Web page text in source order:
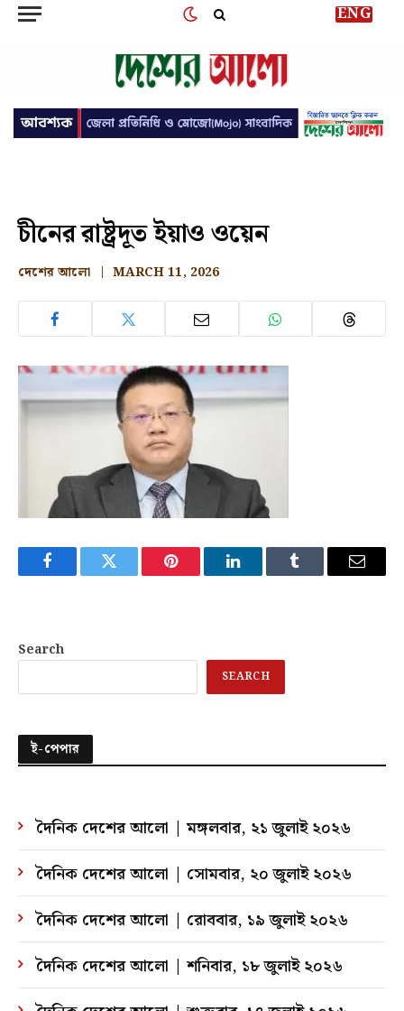
ENG
চীনের রাষ্ট্রদূত ইয়াও ওয়েন
দেশের আলো MARCH 11, 2026
FacebookTwitter Pinterest LinkedInTumblr Email
Search
SEARCH
ই-পেপার
দৈনিক দেশের আলো | মঙ্গলবার, ২১ জুলাই ২০২৬
দৈনিক দেশের আলো | সোমবার, ২০ জুলাই ২০২৬
দৈনিক দেশের আলো | রোববার, ১৯ জুলাই ২০২৬
দৈনিক দেশের আলো | শনিবার, ১৮ জুলাই ২০২৬